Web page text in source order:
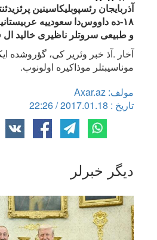
آذربایجان رئسپوبلیکاسینین
۱۸-ده داووس‌دا سعودییه
و طبیعی سروتلر ناظیری خالید ال
آخار .آذ خبر وئریر کی، گؤروشده
موناسیبتلر موذاکیره اولونوب.
مولف: Axar.az
تاریخ : 2017.01.18 / 22:26
دیگر خبرلر